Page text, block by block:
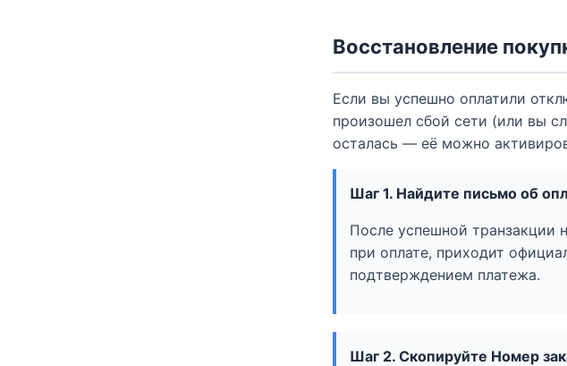
Восстановление
Если вы успешно оплатили
произошел сбой сети (или вы
осталась — её можно
Шаг 1. Найдите письмо об
После успешной транзакции
при оплате, приходит
подтверждением платежа.
Шаг 2. Скопируйте Номер